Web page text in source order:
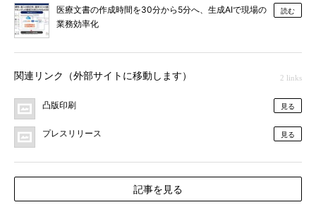
医療文書の作成時間を30分から5分へ、生成AIで現場の
業務効率化
読む
関連リンク（外部サイトに移動します） 2 links
凸版印刷 見る
プレスリリース 見る
記事を見る